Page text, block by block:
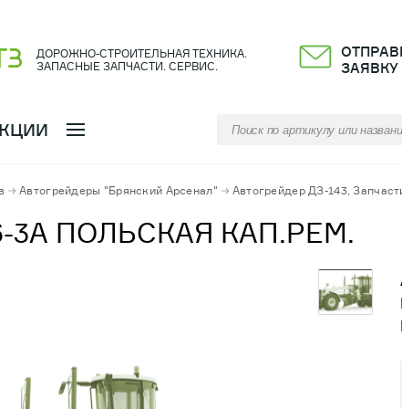
ДОРОЖНО-СТРОИТЕЛЬНАЯ ТЕХНИКА.
ЗАПАСНЫЕ ЗАПЧАСТИ. СЕРВИС.
ЗАЯВКУ
Автогрейдеры "Брянский Арсенал" Автогрейдер ДЗ-143,
3А ПОЛЬСКАЯ КАП.РЕМ.